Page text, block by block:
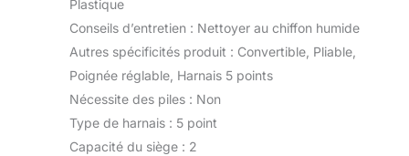
Plastique
Conseils d’entretien : Nettoyer au chiffon humide
Autres spécificités produit : Convertible, Pliable,
Poignée réglable, Harnais 5 points
Nécessite des piles : Non
Type de harnais : 5 point
Capacité du siège : 2